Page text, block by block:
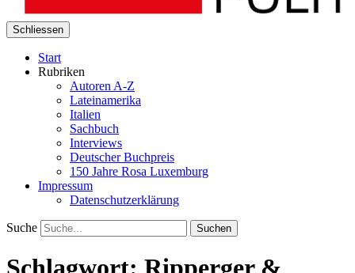
Schliessen
Start
Rubriken
Autoren A-Z
Lateinamerika
Italien
Sachbuch
Interviews
Deutscher Buchpreis
150 Jahre Rosa Luxemburg
Impressum
Datenschutzerklärung
Suche